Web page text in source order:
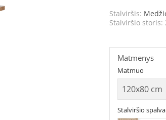
Stalviršis:
Stalviršio storis:
Stalviršio spalva
Matmuo
Matmenys